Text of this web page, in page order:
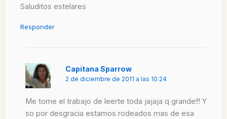
Saluditos estelares
Responder
Capitana Sparrow
2 de diciembre de 2011 a las 10:24
Me tome el trabajo de leerte toda jajaja q grande!!! Y
so por desgracia estamos rodeados mas de esa